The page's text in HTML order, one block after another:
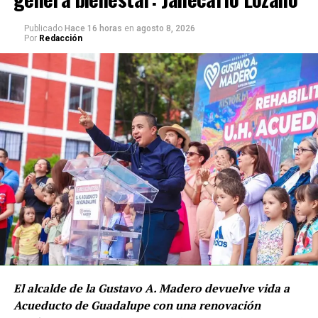
Jorge Amador señala que “se piensa que se deben quitar
Publicado Hace 16 horas en agosto 8, 2026
Por Redacción
El alcalde de la Gustavo A. Madero devuelve vida a
Acueducto de Guadalupe con una renovación